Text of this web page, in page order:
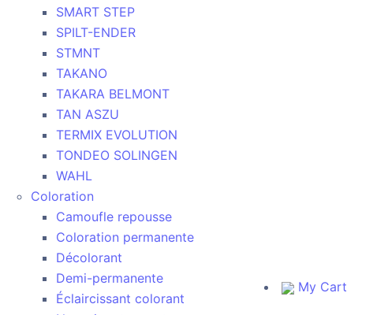
My Cart
SMART STEP
SPILT-ENDER
STMNT
TAKANO
TAKARA BELMONT
TAN ASZU
TERMIX EVOLUTION
TONDEO SOLINGEN
WAHL
Coloration
Camoufle repousse
Coloration permanente
Décolorant
Demi-permanente
Éclaircissant colorant